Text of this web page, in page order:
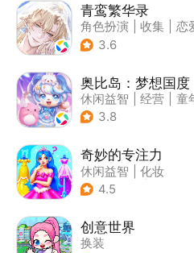
青鸾繁华录
角色扮演 收集
恋
| 剧情
3.6
奥比岛：梦想国度
休闲益智 经营
童
| 萌系
3.8
奇妙的专注力
休闲益智
化妆
| 宝宝巴士
4.5
创意世界
换装